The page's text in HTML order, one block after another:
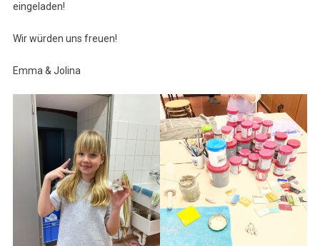
eingeladen!
Wir würden uns freuen!
Emma & Jolina